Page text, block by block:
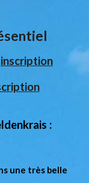
inscription
:
une très belle